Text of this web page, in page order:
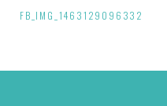
投
ナ
FB_IMG_1463129096332